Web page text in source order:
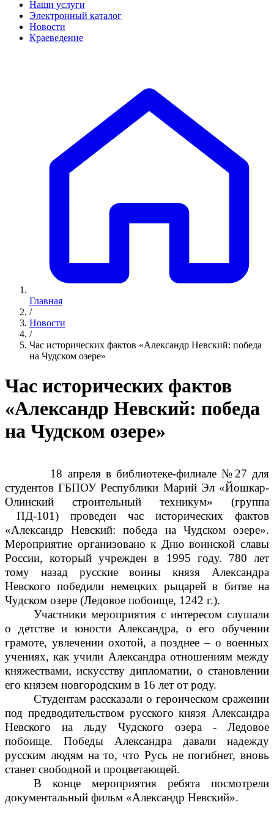
Наши услуги
Электронный каталог
Новости
Краеведение
Главная
/
Новости
/
Час исторических фактов «Александр Невский: победа
на Чудском озере»
Час исторических фактов
«Александр Невский: победа
на Чудском озере»
18 апреля в библиотеке-филиале №27 для
студентовГБПОУ Республики Марий Эл «Йошкар-
Олинский строительный техникум» (группа
ПД-101) проведен час исторических фактов
«Александр Невский: победа на Чудском озере».
Мероприятие организовано к Дню воинской славы
России, который учрежден в 1995 году. 780 лет
тому назад русские воины князя Александра
Невского победили немецких рыцарей в битве на
Чудском озере (Ледовое побоище, 1242 г.).
Участники мероприятия с интересом слушали
о детстве и юности Александра, о его обучении
грамоте, увлечении охотой, а позднее – о военных
учениях, как учили Александра отношениям между
княжествами, искусству дипломатии, о становлении
его князем новгородским в 16 лет от роду.
Студентам рассказали о героическом сражении
под предводительством русского князя Александра
Невского на льду Чудского озера - Ледовое
побоище. Победы Александра давали надежду
русским людям на то, что Русь не погибнет, вновь
станет свободной и процветающей.
В конце мероприятия ребята посмотрели
документальный фильм «Александр Невский».